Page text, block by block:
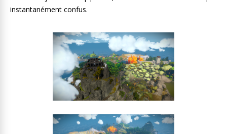
instantanément confus.